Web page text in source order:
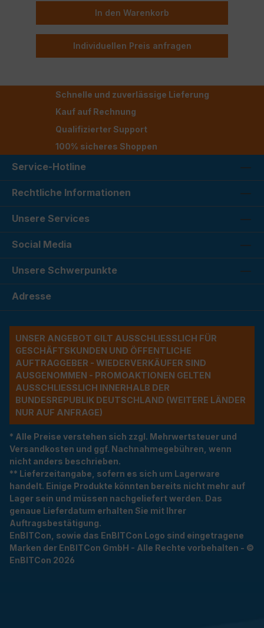
In den Warenkorb
Individuellen Preis anfragen
Schnelle und zuverlässige Lieferung
Kauf auf Rechnung
Qualifizierter Support
100% sicheres Shoppen
Service-Hotline
Rechtliche Informationen
Unsere Services
Social Media
Unsere Schwerpunkte
Adresse
UNSER ANGEBOT GILT AUSSCHLIESSLICH FÜR G
ESCHÄFTSKUNDEN UND ÖFFENTLICHE A
UFTRAGGEBER - WIEDERVERKÄUFER SIND A
USGENOMMEN - PROMOAKTIONEN GELTEN A
USSCHLIESSLICH INNERHALB DER BU
NDESREPUBLIK DEUTSCHLAND (WEITERE LÄNDER NU
R AUF ANFRAGE)
* Alle Preise verstehen sich zzgl. Mehrwertsteuer und
Versandkosten und ggf. Nachnahmegebühren, wenn
nicht anders beschrieben.
** Lieferzeitangabe, sofern es sich um Lagerware
handelt. Einige Produkte könnten bereits nicht mehr auf
Lager sein und müssen nachgeliefert werden. Das
genaue Lieferdatum erhalten Sie mit Ihrer
Auftragsbestätigung.
EnBITCon, sowie das EnBITCon Logo sind eingetragene
Marken der EnBITCon GmbH - Alle Rechte vorbehalten - ©
EnBITCon 2026